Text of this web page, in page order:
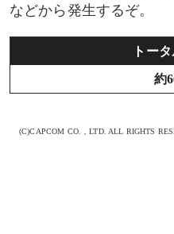
などから発生するぞ。
トー
約
(C)CAPCOM CO.，LTD. ALL RIGHTS